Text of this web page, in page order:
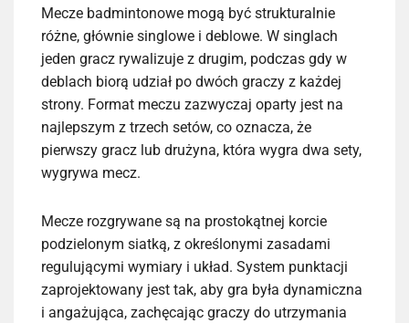
Mecze badmintonowe mogą być strukturalnie
różne, głównie singlowe i deblowe. W singlach
jeden gracz rywalizuje z drugim, podczas gdy w
deblach biorą udział po dwóch graczy z każdej
strony. Format meczu zazwyczaj oparty jest na
najlepszym z trzech setów, co oznacza, że
pierwszy gracz lub drużyna, która wygra dwa sety,
wygrywa mecz.
Mecze rozgrywane są na prostokątnej korcie
podzielonym siatką, z określonymi zasadami
regulującymi wymiary i układ. System punktacji
zaprojektowany jest tak, aby gra była dynamiczna
i angażująca, zachęcając graczy do utrzymania